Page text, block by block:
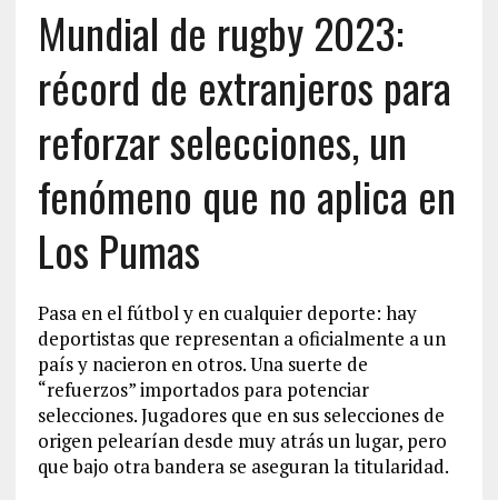
Mundial de rugby 2023:
récord de extranjeros para
reforzar selecciones, un
fenómeno que no aplica en
Los Pumas
Pasa en el fútbol y en cualquier deporte: hay
deportistas que representan a oficialmente a un
país y nacieron en otros. Una suerte de
“refuerzos” importados para potenciar
selecciones. Jugadores que en sus selecciones de
origen pelearían desde muy atrás un lugar, pero
que bajo otra bandera se aseguran la titularidad.